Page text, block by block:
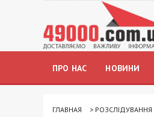
ПРО НАС НОВИНИ
ГЛАВНАЯ > РОЗСЛІДУВАННЯ